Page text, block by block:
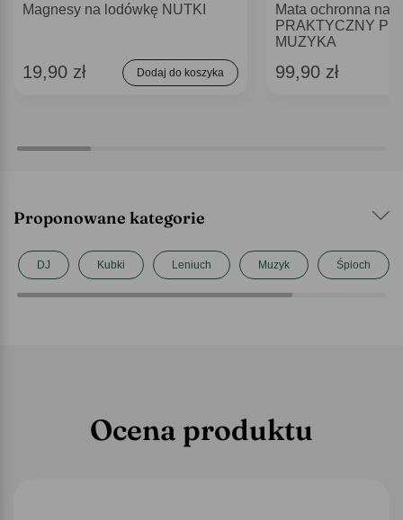
Magnesy na lodówkę NUTKI
19,90 zł Dodaj do koszyka
Mata ochronna na
PRAKTYCZNY
MUZYKA
99,90 zł
Proponowane kategorie
DJ Kubki Leniuch Muzyk Śpioch
Ocena produktu